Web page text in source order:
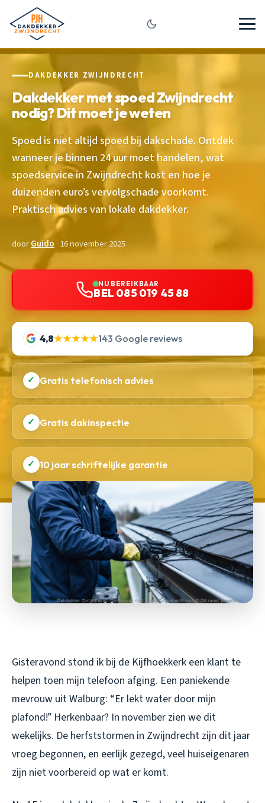
DAKDEKKER ZWIJNDRECHT
Dakdekker met spoed Zwijndrecht
nodig? Dit moet je weten
Spoed is niet altijd spoed bij dakschade. Ontdek
wanneer je binnen 24 uur moet handelen, wat
spoedservice in Zwijndrecht kost en hoe je
duizenden euro’s vervolgschade voorkomt.
Praktisch advies van lokale dakdekker.
doorGuido · 16 november 2025
NU BEREIKBAAR
BEL 085 019 45 88
4,8★★★★★143 Google reviews
✓ Gratis telefonisch advies
✓ Gratis dakinspectie
✓ 10 jaar schriftelijke garantie
Gisteravond stond ik bij de Kijfhoekkerk een klant te
helpen toen mijn telefoon afging. Een paniekende
mevrouw uit Walburg: “Er lekt water door mijn
plafond!” Herkenbaar? In november zien we dit
wekelijks. De herfststormen in Zwijndrecht zijn dit jaar
vroeg begonnen, en eerlijk gezegd, veel huiseigenaren
zijn niet voorbereid op wat er komt.